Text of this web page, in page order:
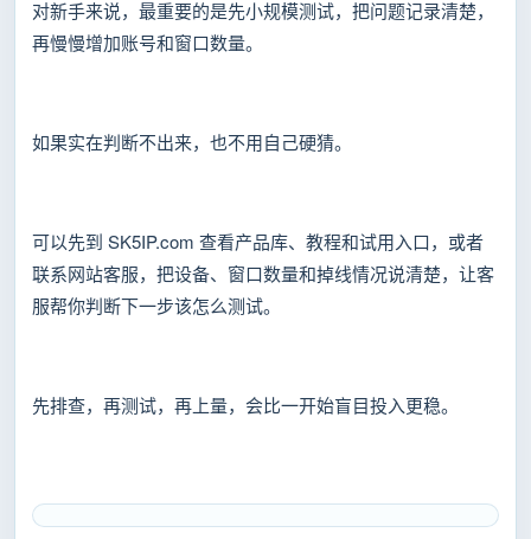
对新手来说，最重要的是先小规模测试，把问题记录清楚，
再慢慢增加账号和窗口数量。
如果实在判断不出来，也不用自己硬猜。
可以先到 SK5IP.com 查看产品库、教程和试用入口，或者
联系网站客服，把设备、窗口数量和掉线情况说清楚，让客
服帮你判断下一步该怎么测试。
先排查，再测试，再上量，会比一开始盲目投入更稳。